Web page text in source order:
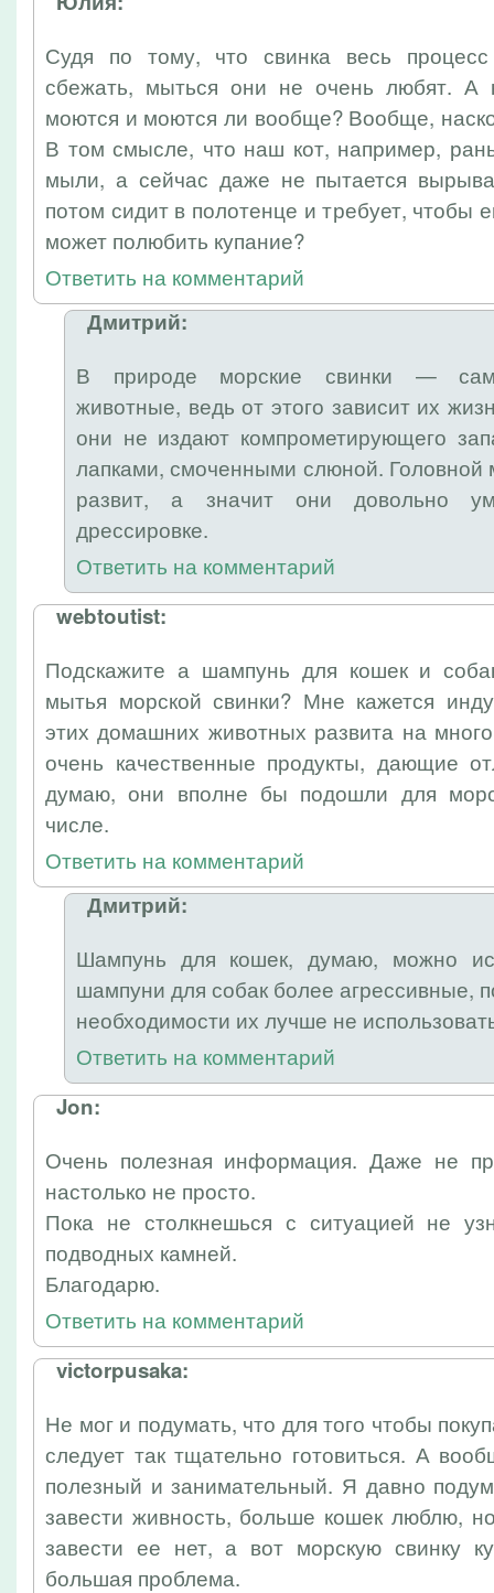
Судя по тому, что свинка весь процесс
сбежать, мыться они не очень любят. А
моются и моются ли вообще? Вообще,
В том смысле, что наш кот, например,
мыли, а сейчас даже не пытается
потом сидит в полотенце и требует, чтобы
может полюбить купание?
Ответить на комментарий
Дмитрий:
В природе морские свинки —
животные, ведь от этого зависит их
они не издают компрометирующего
лапками, смоченными слюной. Головной
развит, а значит они довольно
дрессировке.
Ответить на комментарий
webtoutist:
Подскажите а шампунь для кошек и
мытья морской свинки? Мне кажется
этих домашних животных развита на
очень качественные продукты, дающие
думаю, они вполне бы подошли для
числе.
Ответить на комментарий
Дмитрий:
Шампунь для кошек, думаю, можно
шампуни для собак более агрессивные,
необходимости их лучше не
Ответить на комментарий
Jon:
Очень полезная информация. Даже не
настолько не просто.
Пока не столкнешься с ситуацией не
подводных камней.
Благодарю.
Ответить на комментарий
victorpusaka:
Не мог и подумать, что для того чтобы
следует так тщательно готовиться. А
полезный и занимательный. Я давно
завести живность, больше кошек люблю,
завести ее нет, а вот морскую свинку
большая проблема.